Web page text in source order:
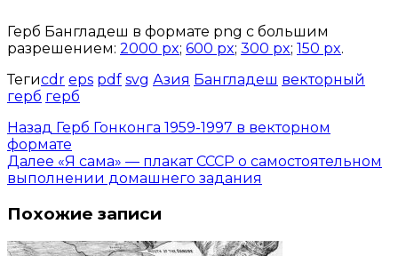
Герб Бангладеш в формате png с большим
разрешением: 2000 px; 600 px; 300 px; 150 px.
Тегиcdr eps pdf svg Азия Бангладеш векторный
герб герб
Назад Герб Гонконга 1959-1997 в векторном
формате
Далее «Я сама» — плакат СССР о самостоятельном
выполнении домашнего задания
Похожие записи